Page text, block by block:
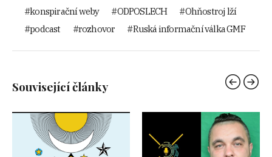
konspirační weby
ODPOSLECH
Ohňostroj lží
podcast
rozhovor Ruská informační válka GMF
Související články